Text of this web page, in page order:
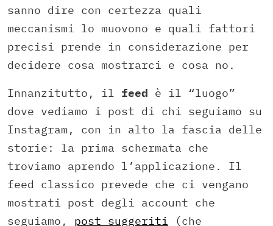
sanno dire con certezza quali
meccanismi lo muovono e quali fattori
precisi prende in considerazione per
decidere cosa mostrarci e cosa no.
Innanzitutto, il feed è il “luogo”
dove vediamo i post di chi seguiamo su
Instagram, con in alto la fascia delle
storie: la prima schermata che
troviamo aprendo l’applicazione. Il
feed classico prevede che ci vengano
mostrati post degli account che
seguiamo, post suggeriti (che